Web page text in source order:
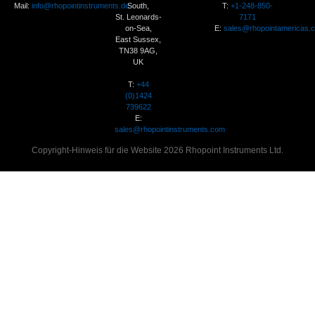
Mail: info@rhopointinstruments.deSouth,
St. Leonards-
on-Sea,
East Sussex,
TN38 9AG,
UK
T: +44
(0)1424
739622
E:
sales@rhopointinstruments.com
T: +1-248-850-
7171
E:
Copyright-Hinweis für die Website 2026 Rhopoint Instruments Ltd.